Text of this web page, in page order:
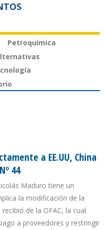
Petroquímica
a EE.UU, China
44
Maduro tiene un
la modificación de la
de la OFAC, la cual
a proveedores y restringir